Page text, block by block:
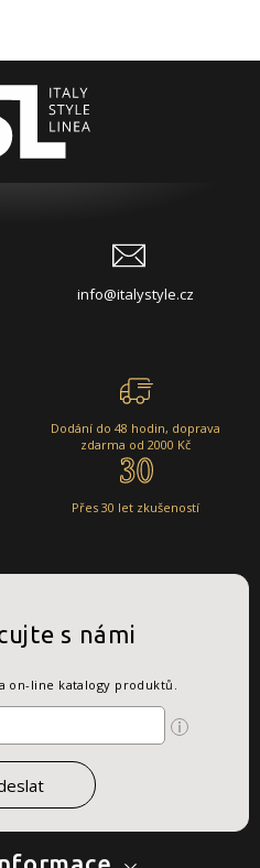
info@italystyle.cz
Dodání do 48 hodin, doprava
zdarma od 2000 Kč
Přes 30 let zkušeností
s námi
on-line katalogy produktů.